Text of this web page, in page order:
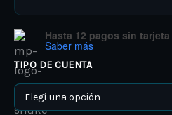
Hasta 12 pagos sin tarjeta
Saber más
TIPO DE CUENTA